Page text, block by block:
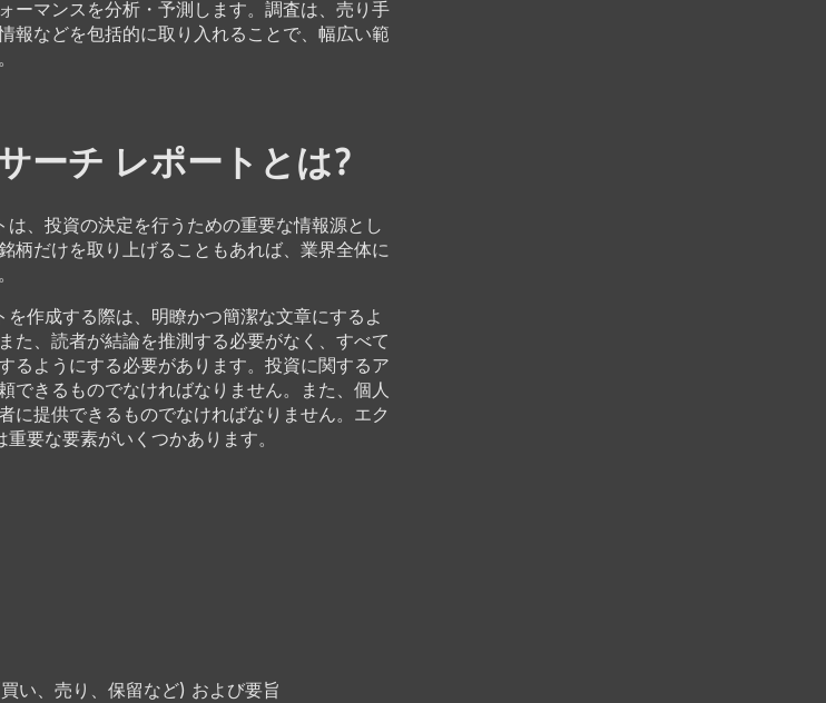
ーマンスを分析・予測します。調査は、売り手
報などを包括的に取り入れることで、幅広い範
ーチ レポートとは?
、投資の決定を行うための重要な情報源とし
柄だけを取り上げることもあれば、業界全体に
作成する際は、明瞭かつ簡潔な文章にするよ
た、読者が結論を推測する必要がなく、すべて
るようにする必要があります。投資に関するア
できるものでなければなりません。また、個人
に提供できるものでなければなりません。エク
要な要素がいくつかあります。
い、売り、保留など) および要旨